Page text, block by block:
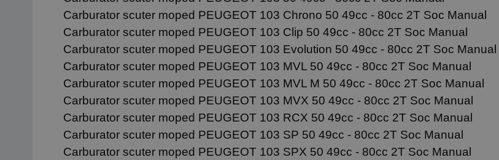
Carburator scuter moped PEUGEOT 103 Chrono 50 49cc - 80cc 2T Soc Manual
Carburator scuter moped PEUGEOT 103 Clip 50 49cc - 80cc 2T Soc Manual
Carburator scuter moped PEUGEOT 103 Evolution 50 49cc - 80cc 2T Soc Manual
Carburator scuter moped PEUGEOT 103 MVL 50 49cc - 80cc 2T Soc Manual
Carburator scuter moped PEUGEOT 103 MVL M 50 49cc - 80cc 2T Soc Manual
Carburator scuter moped PEUGEOT 103 MVX 50 49cc - 80cc 2T Soc Manual
Carburator scuter moped PEUGEOT 103 RCX 50 49cc - 80cc 2T Soc Manual
Carburator scuter moped PEUGEOT 103 SP 50 49cc - 80cc 2T Soc Manual
Carburator scuter moped PEUGEOT 103 SPX 50 49cc - 80cc 2T Soc Manual